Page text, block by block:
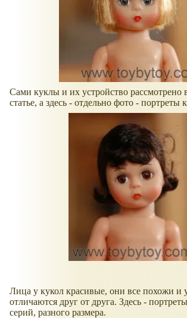
Сами куклы и их устройство рассмотрено
статье, а здесь - отдельно фото - портреты
Лица у кукол красивые, они все похожи и
отличаются друг от друга. Здесь -
серий, разного размера.